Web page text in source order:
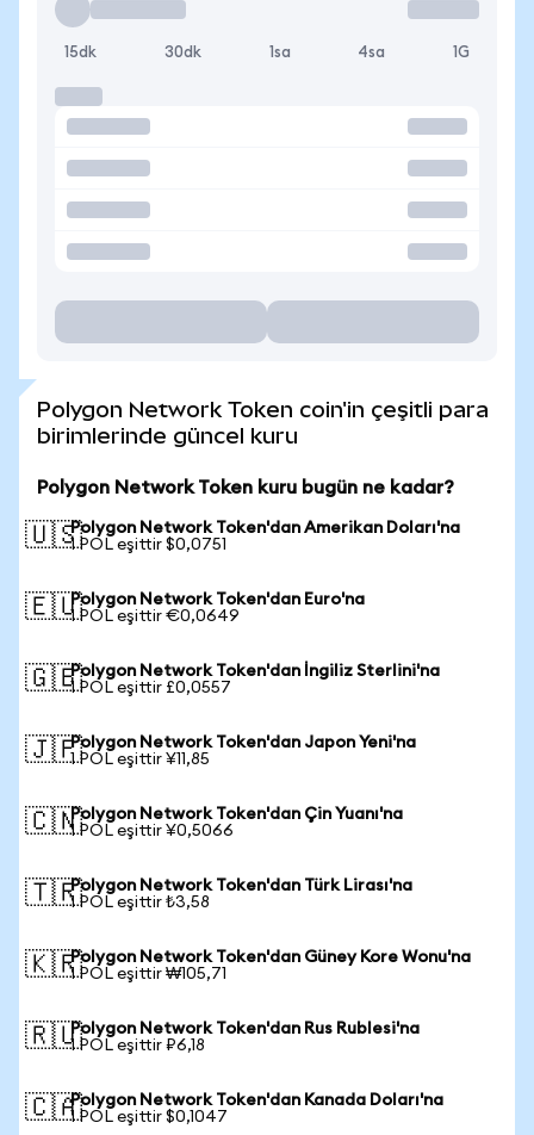
15dk 30dk 1sa 4sa 1G
Polygon Network Token coin'in çeşitli para
birimlerinde güncel kuru
Polygon Network Token kuru bugün ne kadar?
🇺🇸Polygon Network Token'dan Amerikan Doları'na
1 POL eşittir $0,0751
🇪🇺Polygon Network Token'dan Euro'na
1 POL eşittir €0,0649
🇬🇧Polygon Network Token'dan İngiliz Sterlini'na
1 POL eşittir £0,0557
🇯🇵Polygon Network Token'dan Japon Yeni'na
1 POL eşittir ¥11,85
🇨🇳Polygon Network Token'dan Çin Yuanı'na
1 POL eşittir ¥0,5066
🇹🇷Polygon Network Token'dan Türk Lirası'na
1 POL eşittir ₺3,58
🇰🇷Polygon Network Token'dan Güney Kore Wonu'na
1 POL eşittir ₩105,71
🇷🇺Polygon Network Token'dan Rus Rublesi'na
1 POL eşittir ₽6,18
🇨🇦Polygon Network Token'dan Kanada Doları'na
1 POL eşittir $0,1047